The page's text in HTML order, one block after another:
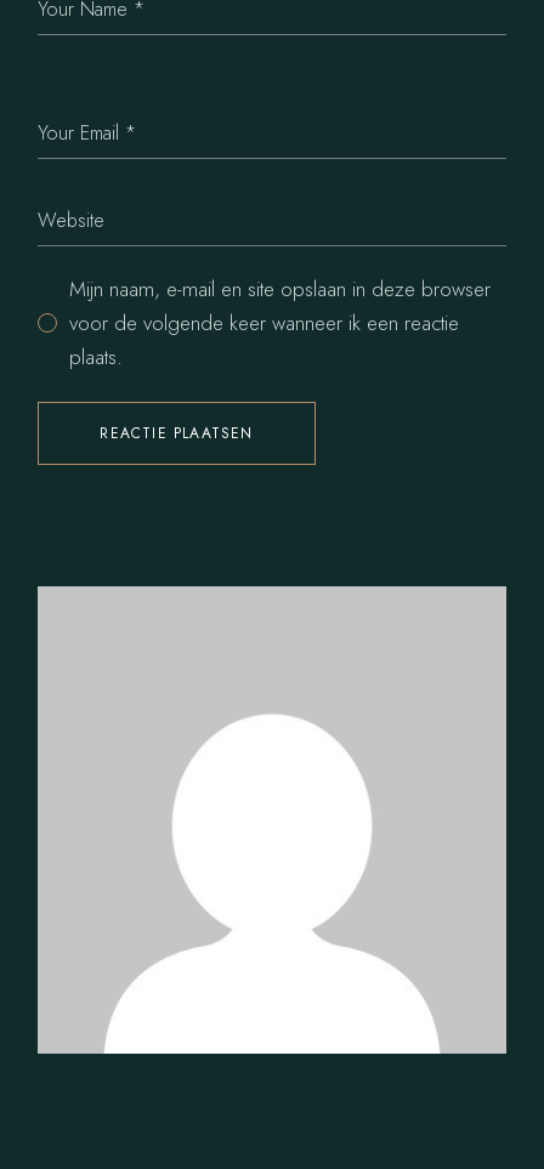
Mijn naam, e-mail en site opslaan in deze browser
voor de volgende keer wanneer ik een reactie
plaats.
REACTIE PLAATSEN